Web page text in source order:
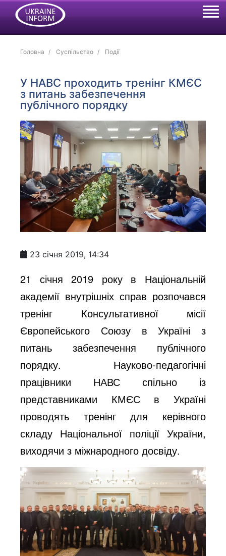
Головна Суспільство Події
У НАВС проходить тренінг КМЄС
з питань забезпечення
публічного порядку
23 січня 2019, 14:34
21 січня 2019 року в Національній
академії внутрішніх справ розпочався
тренінг Консультативної місії
Європейського Союзу в Україні з
питань забезпечення публічного
порядку. Науково-педагогічні
працівники НАВС спільно із
представниками КМЄС в Україні
проводять тренінг для керівного
складу Національної поліції України,
виходячи з міжнародного досвіду.